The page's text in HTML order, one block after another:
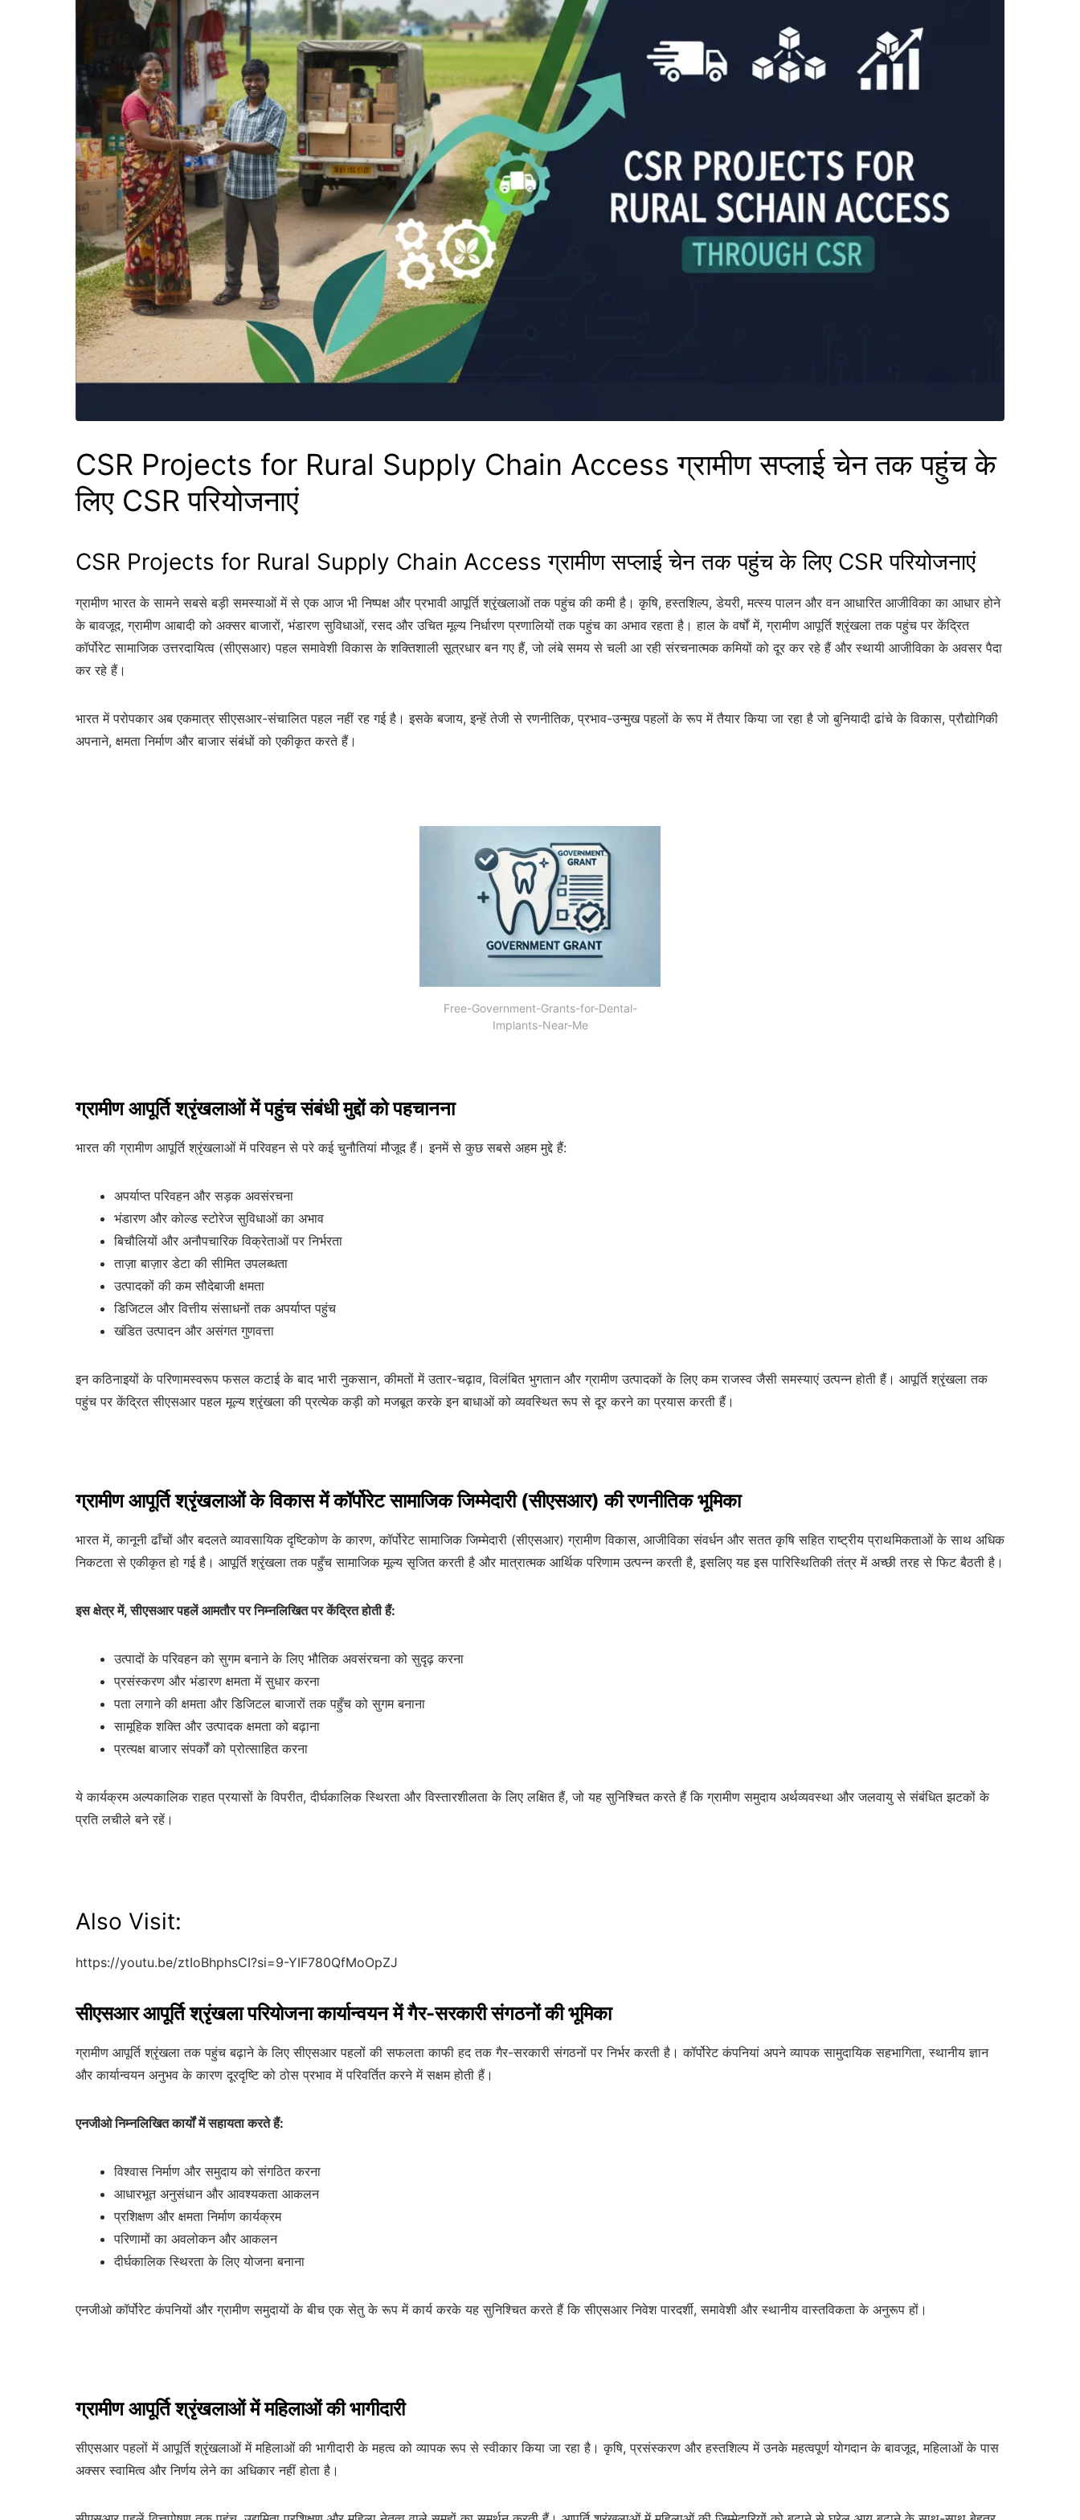
CSR Projects for Rural Supply Chain Access ग्रामीण सप्लाई चेन तक पहुंच के
लिए CSR परियोजनाएं
CSR Projects for Rural Supply Chain Access ग्रामीण सप्लाई चेन तक पहुंच के लिए CSR परियोजनाएं
ग्रामीण भारत के सामने सबसे बड़ी समस्याओं में से एक आज भी निष्पक्ष और प्रभावी आपूर्ति श्रृंखलाओं तक पहुंच की कमी है। कृषि, हस्तशिल्प, डेयरी, मत्स्य पालन और वन आधारित आजीविका का आधार होने
के बावजूद, ग्रामीण आबादी को अक्सर बाजारों, भंडारण सुविधाओं, रसद और उचित मूल्य निर्धारण प्रणालियों तक पहुंच का अभाव रहता है। हाल के वर्षों में, ग्रामीण आपूर्ति श्रृंखला तक पहुंच पर केंद्रित
कॉर्पोरेट सामाजिक उत्तरदायित्व (सीएसआर) पहल समावेशी विकास के शक्तिशाली सूत्रधार बन गए हैं, जो लंबे समय से चली आ रही संरचनात्मक कमियों को दूर कर रहे हैं और स्थायी आजीविका के अवसर पैदा
कर रहे हैं।
भारत में परोपकार अब एकमात्र सीएसआर-संचालित पहल नहीं रह गई है। इसके बजाय, इन्हें तेजी से रणनीतिक, प्रभाव-उन्मुख पहलों के रूप में तैयार किया जा रहा है जो बुनियादी ढांचे के विकास, प्रौद्योगिकी
अपनाने, क्षमता निर्माण और बाजार संबंधों को एकीकृत करते हैं।
Free-Government-Grants-for-Dental-
Implants-Near-Me
ग्रामीण आपूर्ति श्रृंखलाओं में पहुंच संबंधी मुद्दों को पहचानना
भारत की ग्रामीण आपूर्ति श्रृंखलाओं में परिवहन से परे कई चुनौतियां मौजूद हैं। इनमें से कुछ सबसे अहम मुद्दे हैं:
अपर्याप्त परिवहन और सड़क अवसंरचना
भंडारण और कोल्ड स्टोरेज सुविधाओं का अभाव
बिचौलियों और अनौपचारिक विक्रेताओं पर निर्भरता
ताज़ा बाज़ार डेटा की सीमित उपलब्धता
उत्पादकों की कम सौदेबाजी क्षमता
डिजिटल और वित्तीय संसाधनों तक अपर्याप्त पहुंच
खंडित उत्पादन और असंगत गुणवत्ता
इन कठिनाइयों के परिणामस्वरूप फसल कटाई के बाद भारी नुकसान, कीमतों में उतार-चढ़ाव, विलंबित भुगतान और ग्रामीण उत्पादकों के लिए कम राजस्व जैसी समस्याएं उत्पन्न होती हैं। आपूर्ति श्रृंखला तक
पहुंच पर केंद्रित सीएसआर पहल मूल्य श्रृंखला की प्रत्येक कड़ी को मजबूत करके इन बाधाओं को व्यवस्थित रूप से दूर करने का प्रयास करती हैं।
ग्रामीण आपूर्ति श्रृंखलाओं के विकास में कॉर्पोरेट सामाजिक जिम्मेदारी (सीएसआर) की रणनीतिक भूमिका
भारत में, कानूनी ढाँचों और बदलते व्यावसायिक दृष्टिकोण के कारण, कॉर्पोरेट सामाजिक जिम्मेदारी (सीएसआर) ग्रामीण विकास, आजीविका संवर्धन और सतत कृषि सहित राष्ट्रीय प्राथमिकताओं के साथ अधिक
निकटता से एकीकृत हो गई है। आपूर्ति श्रृंखला तक पहुँच सामाजिक मूल्य सृजित करती है और मात्रात्मक आर्थिक परिणाम उत्पन्न करती है, इसलिए यह इस पारिस्थितिकी तंत्र में अच्छी तरह से फिट बैठती है।
इस क्षेत्र में, सीएसआर पहलें आमतौर पर निम्नलिखित पर केंद्रित होती हैं:
उत्पादों के परिवहन को सुगम बनाने के लिए भौतिक अवसंरचना को सुदृढ़ करना
प्रसंस्करण और भंडारण क्षमता में सुधार करना
पता लगाने की क्षमता और डिजिटल बाजारों तक पहुँच को सुगम बनाना
सामूहिक शक्ति और उत्पादक क्षमता को बढ़ाना
प्रत्यक्ष बाजार संपर्कों को प्रोत्साहित करना
ये कार्यक्रम अल्पकालिक राहत प्रयासों के विपरीत, दीर्घकालिक स्थिरता और विस्तारशीलता के लिए लक्षित हैं, जो यह सुनिश्चित करते हैं कि ग्रामीण समुदाय अर्थव्यवस्था और जलवायु से संबंधित झटकों के
प्रति लचीले बने रहें।
Also Visit:
https://youtu.be/ztIoBhphsCI?si=9-YIF780QfMoOpZJ
सीएसआर आपूर्ति श्रृंखला परियोजना कार्यान्वयन में गैर-सरकारी संगठनों की भूमिका
ग्रामीण आपूर्ति श्रृंखला तक पहुंच बढ़ाने के लिए सीएसआर पहलों की सफलता काफी हद तक गैर-सरकारी संगठनों पर निर्भर करती है। कॉर्पोरेट कंपनियां अपने व्यापक सामुदायिक सहभागिता, स्थानीय ज्ञान
और कार्यान्वयन अनुभव के कारण दूरदृष्टि को ठोस प्रभाव में परिवर्तित करने में सक्षम होती हैं।
एनजीओ निम्नलिखित कार्यों में सहायता करते हैं:
विश्वास निर्माण और समुदाय को संगठित करना
आधारभूत अनुसंधान और आवश्यकता आकलन
प्रशिक्षण और क्षमता निर्माण कार्यक्रम
परिणामों का अवलोकन और आकलन
दीर्घकालिक स्थिरता के लिए योजना बनाना
एनजीओ कॉर्पोरेट कंपनियों और ग्रामीण समुदायों के बीच एक सेतु के रूप में कार्य करके यह सुनिश्चित करते हैं कि सीएसआर निवेश पारदर्शी, समावेशी और स्थानीय वास्तविकता के अनुरूप हों।
ग्रामीण आपूर्ति श्रृंखलाओं में महिलाओं की भागीदारी
सीएसआर पहलों में आपूर्ति श्रृंखलाओं में महिलाओं की भागीदारी के महत्व को व्यापक रूप से स्वीकार किया जा रहा है। कृषि, प्रसंस्करण और हस्तशिल्प में उनके महत्वपूर्ण योगदान के बावजूद, महिलाओं के पास
अक्सर स्वामित्व और निर्णय लेने का अधिकार नहीं होता है।